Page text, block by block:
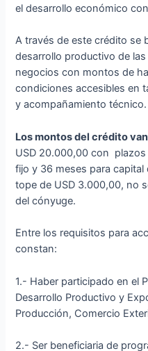
el desarrollo económico
A través de este crédito se
desarrollo productivo de
negocios con montos de
condiciones accesibles en
y acompañamiento técnico.
Los montos del crédito
USD 20.000,00 con
fijo y 36 meses para
tope de USD 3.000,00, no
del cónyuge.
Entre los requisitos para
constan:
1.- Haber participado en el
Desarrollo Productivo y
Producción, Comercio
2.- Ser beneficiaria de